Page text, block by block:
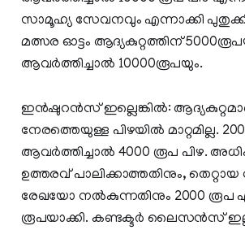
സാമൂഹ്യ സേവനവും എന്നാക്കി പുതുക്കി
മത്സര ഓട്ടം ആദ്യകുറ്റത്തിന്
ആവര്‍ത്തിച്ചാല്‍ 10000രൂപയും.
ഇന്‍ഷുറന്‍സ് ഇല്ലെങ്കില്‍:
നേരത്തെയുള്ള പിഴയില്‍ മാറ്റമില്ല.
ആവര്‍ത്തിച്ചാല്‍ 4000 രൂപ പിഴ.
ഉത്തരവ് പാലിക്കാത്തതിനും,
രേഖയോ നല്‍കുന്നതിനും 2000 രൂപ
രൂപയാക്കി. കണ്ടക്ടര്‍ ലൈസന്‍സ്